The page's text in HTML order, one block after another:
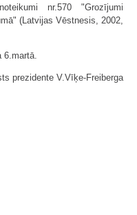
nr.570 "Grozījumi
(Latvijas Vēstnesis, 2002,
6.martā.
prezidente V.Vīķe-Freiberga